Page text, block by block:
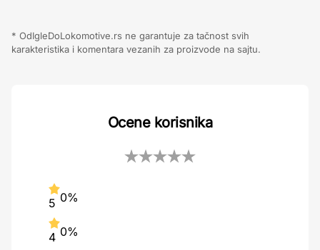
* OdIgleDoLokomotive.rs ne garantuje za tačnost svih
karakteristika i komentara vezanih za proizvode na sajtu.
Ocene korisnika
5 0%
4 0%